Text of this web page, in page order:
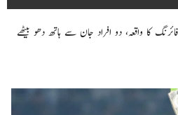
کا واقعہ، دو افراد جان سے ہاتھ دھو بیٹھے